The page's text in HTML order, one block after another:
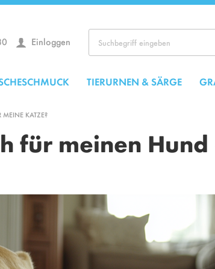
Einloggen
TIERURNEN & SÄRGE
MEINE KATZE?
für meinen